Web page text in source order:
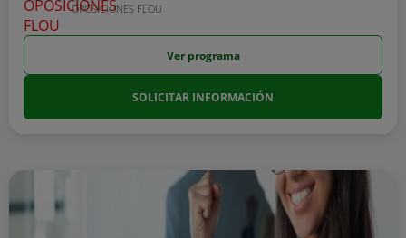
OPOSICIONES FLOU
Ver programa
SOLICITAR INFORMACIÓN